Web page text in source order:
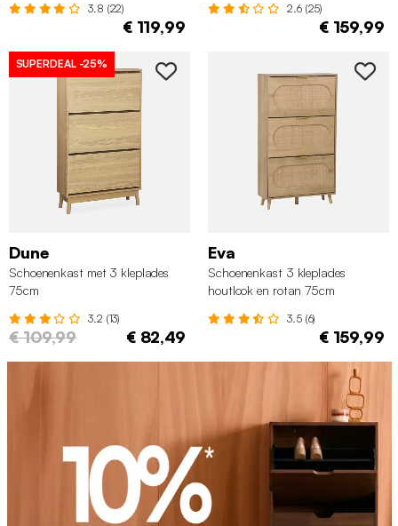
3.8 (22)
€ 119,99
2.6 (25)
€ 159,99
SUPERDEAL -25%
Dune
Schoenenkast met 3 kleplades
75cm
3.2 (13)
€ 109,99 € 82,49
Eva
Schoenenkast 3 kleplades
houtlook en rotan 75cm
3.5 (6)
€ 159,99